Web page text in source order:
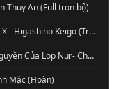
Thụy An (Full trọn bộ)
[Free] Truyện Audio: Phía Sau Nghi Can X - Higashino Keigo (Trọn bộ)
[SVIP] Truyện Audio + Đọc online: Lời Nguyền Của Lop Nur- Chu Đức Đông (Update tập 13 Audio)
Mặc (Hoàn)